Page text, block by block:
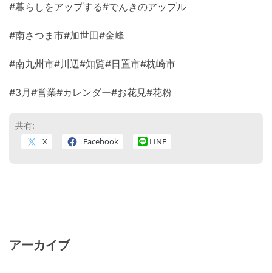
#暮らしをアップする#でんきのアップル
#南さつま市#加世田#金峰
#南九州市#川辺#知覧#日置市#枕崎市
#3月#営業#カレンダー#お花見#花粉
共有:
X Facebook LINE
アーカイブ